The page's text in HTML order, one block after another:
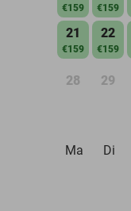
€159 €159
21
€159
22
€159
28 29
Ma
Di